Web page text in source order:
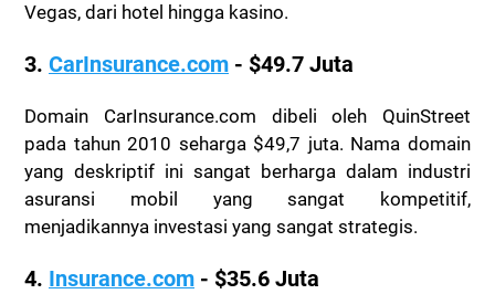
Vegas, dari hotel hingga kasino.
3. CarInsurance.com - $49.7 Juta
Domain CarInsurance.com dibeli oleh QuinStreet
pada tahun 2010 seharga $49,7 juta. Nama domain
yang deskriptif ini sangat berharga dalam industri
asuransi mobil yang sangat kompetitif,
menjadikannya investasi yang sangat strategis.
4. Insurance.com - $35.6 Juta